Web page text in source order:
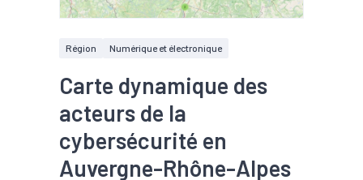
Région Numérique et électronique
Carte dynamique des
acteurs de la
cybersécurité en
Auvergne-Rhône-Alpes